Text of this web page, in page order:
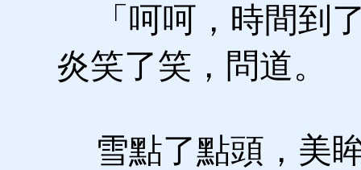
「呵呵，時間到
炎笑了笑，問道。
雪點了點頭，美